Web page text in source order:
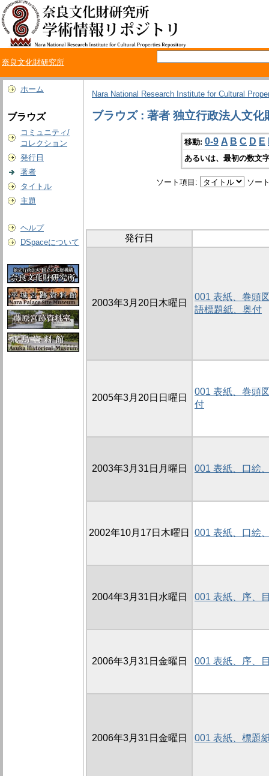
奈良文化財研究所
ホーム
ブラウズ
コミュニティ/
コレクション
発行日
著者
タイトル
主題
ヘルプ
DSpaceについて
Nara National Research Institute for Cultural
ブラウズ : 著者 独立行政法人文
移動: 0-9 A B C D E
あるいは、最初の数文
ソート項目: ソー
発行日
2003年3月20日木曜日
001 表紙、巻頭
語標題紙、奥付
2005年3月20日日曜日
001 表紙、巻頭
付
2003年3月31日月曜日 001 表紙、口絵
2002年10月17日木曜日 001 表紙、口絵
2004年3月31日水曜日 001 表紙、序、
2006年3月31日金曜日 001 表紙、序、
2006年3月31日金曜日 001 表紙、標題